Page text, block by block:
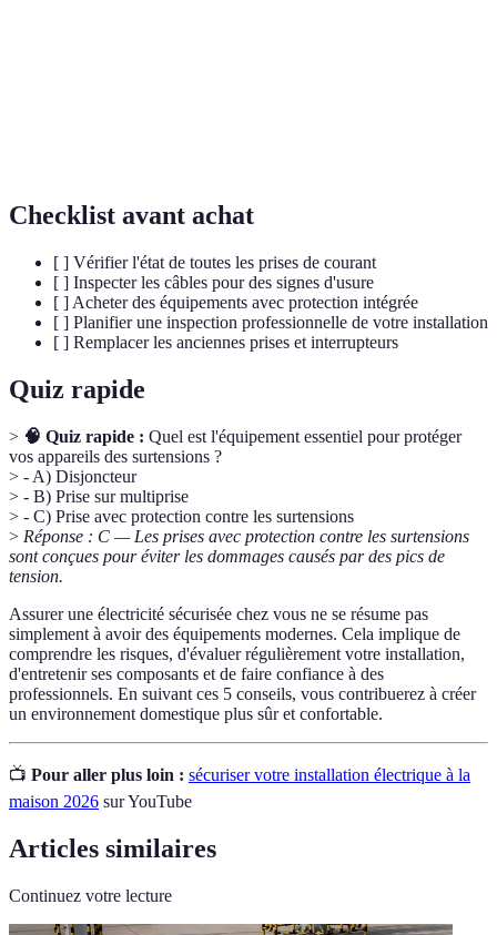
Checklist avant achat
[ ] Vérifier l'état de toutes les prises de courant
[ ] Inspecter les câbles pour des signes d'usure
[ ] Acheter des équipements avec protection intégrée
[ ] Planifier une inspection professionnelle de votre installation
[ ] Remplacer les anciennes prises et interrupteurs
Quiz rapide
> 🧠 Quiz rapide : Quel est l'équipement essentiel pour protéger
vos appareils des surtensions ?
> - A) Disjoncteur
> - B) Prise sur multiprise
> - C) Prise avec protection contre les surtensions
> Réponse : C — Les prises avec protection contre les surtensions
sont conçues pour éviter les dommages causés par des pics de
tension.
Assurer une électricité sécurisée chez vous ne se résume pas
simplement à avoir des équipements modernes. Cela implique de
comprendre les risques, d'évaluer régulièrement votre installation,
d'entretenir ses composants et de faire confiance à des
professionnels. En suivant ces 5 conseils, vous contribuerez à créer
un environnement domestique plus sûr et confortable.
📺 Pour aller plus loin : sécuriser votre installation électrique à la
maison 2026 sur YouTube
Articles similaires
Continuez votre lecture